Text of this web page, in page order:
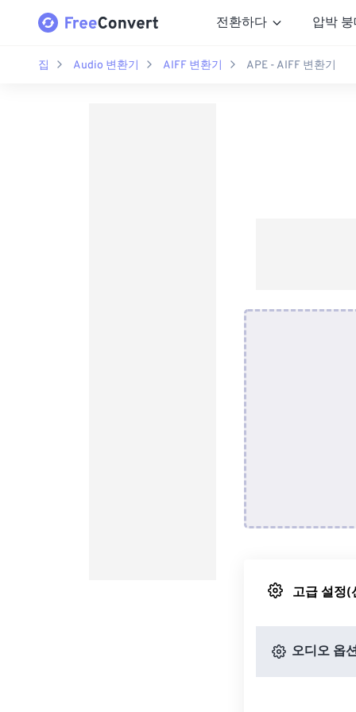
전환하다 압박
집 Audio 변환기 AIFF 변환기 APE - AIFF 변환기
고급 설정(
오디오 옵